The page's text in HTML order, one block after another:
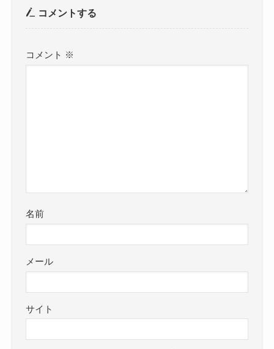
コメントする
コメント ※
名前
メール
サイト